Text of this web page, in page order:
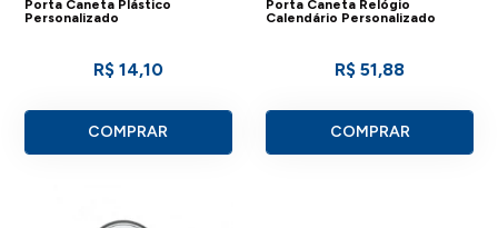
Porta Caneta Plástico
Personalizado
R$ 14,10
COMPRAR
Porta Caneta Relógio
Calendário Personalizado
R$ 51,88
COMPRAR